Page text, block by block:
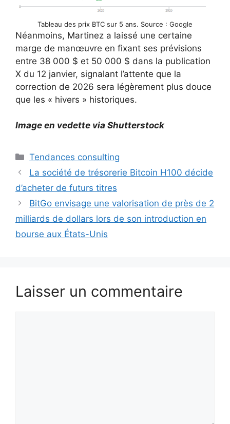
Tableau des prix BTC sur 5 ans. Source : Google
Néanmoins, Martinez a laissé une certaine
marge de manœuvre en fixant ses prévisions
entre 38 000 $ et 50 000 $ dans la publication
X du 12 janvier, signalant l’attente que la
correction de 2026 sera légèrement plus douce
que les « hivers » historiques.
Image en vedette via Shutterstock
Catégories
Tendances consulting
La société de trésorerie Bitcoin H100 décide
d’acheter de futurs titres
BitGo envisage une valorisation de près de 2
milliards de dollars lors de son introduction en
bourse aux États-Unis
Laisser un commentaire